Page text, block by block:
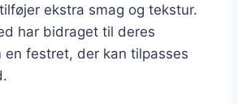
ekstra smag og tekstur.
har bidraget til deres
en festret, der kan tilpasses